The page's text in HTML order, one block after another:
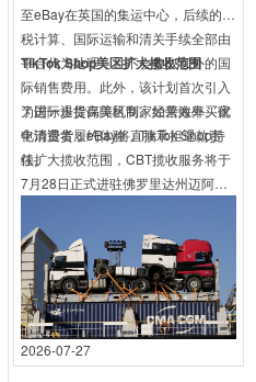
至eBay在英国的集运中心，后续的关
税计算、国际运输和清关手续全部由
平台代为处理，且不会收取额外的国
际销售费用。此外，该计划首次引入
了国际退货保障机制。如果海外买家
申请退货，eBay将直接承担退款责
任。
TikTok Shop美区扩大揽收范围
为进一步提高美区商家经营效率、优
化消费者履约体验，TikTok Shop持
续扩大揽收范围，CBT揽收服务将于
7月28日正式进驻佛罗里达州迈阿密
名。报名成功即可解锁CBT专属物流
权益，享受更高效的揽收保障。（文
章来源 ：新浪新闻、新闻网）
2026-07-27